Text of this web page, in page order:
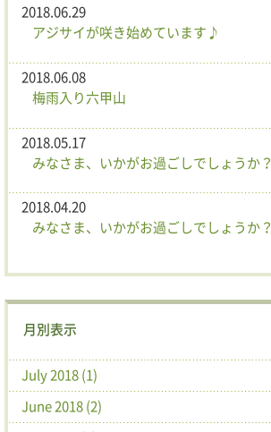
2018.06.29
アジサイが咲き始めています♪
2018.06.08
梅雨入り六甲山
2018.05.17
みなさま、いかがお過ごしでしょうか？
2018.04.20
みなさま、いかがお過ごしでしょうか？
月別表示
July 2018 (1)
June 2018 (2)